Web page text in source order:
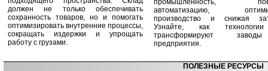
должен не только обеспечивать
сохранность товаров, но и помогать
оптимизировать внутренние процессы,
сокращать издержки и упрощать
работу с грузами.
промышленность,
автоматизацию,
производство и снижая
Узнайте, как
трансформируют
предприятия.
ПОЛЕЗНЫЕ РЕСУРСЫ